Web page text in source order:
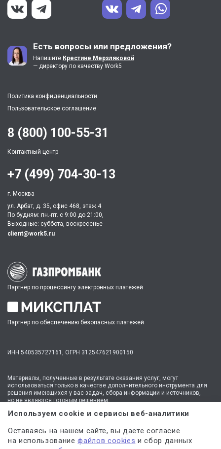
Есть вопросы или предложения?
Напишите Крестине Мерзляковой
— директору по качеству Work5
Политика конфиденциальности
Пользовательское соглашение
Партнер по процессингу электронных платежей
Партнер по обеспечению безопасных платежей
ИНН 540535727161, ОГРН 312547621900150
8 (800) 100-55-31
Контактный центр
+7 (499) 704-30-13
г. Москва
ул. Арбат, д. 35, офис 468, этаж 4
По будням: пн.-пт. c 9:00 до 21:00,
Выходные: суббота, воскресенье
client@work5.ru
Материалы, полученные в результате оказания услуг, могут
использоваться только в качестве дополнительного инструмента для
решения имеющихся у вас задач, сбора информации и источников,
но не являются готовым решением.
* №1 на рынке консультационных услуг для студентов по количеству
стационарных офисов-филиалов в 14 городах России (от Иркутска до
вся Россия.
Мы используем файлы cookieисервисы веб-аналитики
Используем cookie и сервисы веб-аналитики
Оставаясь на нашем сайте, вы даете согласие
на использованиефайлов cookies и сбор данных